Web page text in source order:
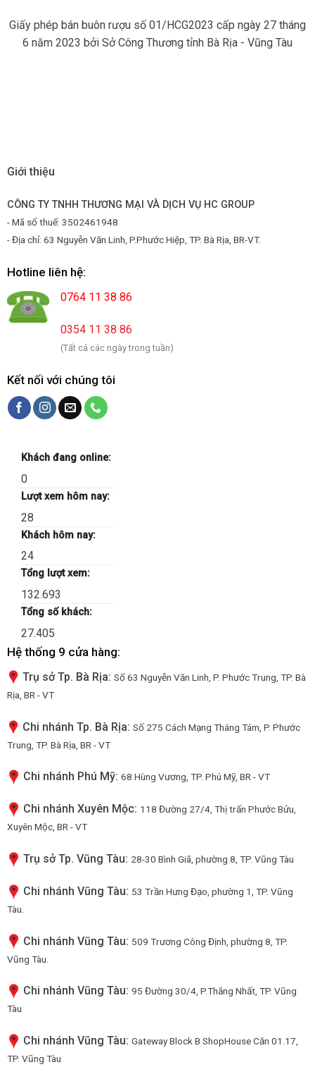
Giấy phép bán buôn rượu số 01/HCG2023 cấp ngày 27 tháng
6 năm 2023 bởi Sở Công Thương tỉnh Bà Rịa - Vũng Tàu
Giới thiệu
CÔNG TY TNHH THƯƠNG MẠI VÀ DỊCH VỤ HC GROUP
- Mã số thuế: 3502461948
- Địa chỉ: 63 Nguyễn Văn Linh, P.Phước Hiệp, TP. Bà Rịa, BR-VT.
Hotline liên hệ:
0764 11 38 86
0354 11 38 86
(Tất cả các ngày trong tuần)
Kết nối với chúng tôi
Khách đang online:
0
Lượt xem hôm nay:
28
Khách hôm nay:
24
Tổng lượt xem:
132.693
Tổng số khách:
27.405
Hệ thống 9 cửa hàng:
Trụ sở Tp. Bà Rịa: Số 63 Nguyễn Văn Linh, P. Phước Trung, TP. Bà
Rịa, BR - VT
Chi nhánh Tp. Bà Rịa: Số 275 Cách Mạng Tháng Tám, P. Phước
Trung, TP. Bà Rịa, BR - VT
Chi nhánh Phú Mỹ: 68 Hùng Vương, TP. Phú Mỹ, BR - VT
Chi nhánh Xuyên Mộc: 118 Đường 27/4, Thị trấn Phước Bửu,
Xuyên Mộc, BR - VT
Trụ sở Tp. Vũng Tàu: 28-30 Bình Giã, phường 8, TP. Vũng Tàu
Chi nhánh Vũng Tàu: 53 Trần Hưng Đạo, phường 1, TP. Vũng
Tàu.
Chi nhánh Vũng Tàu: 509 Trương Công Định, phường 8, TP.
Vũng Tàu.
Chi nhánh Vũng Tàu: 95 Đường 30/4, P.Thắng Nhất, TP. Vũng
Tàu
Chi nhánh Vũng Tàu: Gateway Block B ShopHouse Căn 01.17,
TP. Vũng Tàu